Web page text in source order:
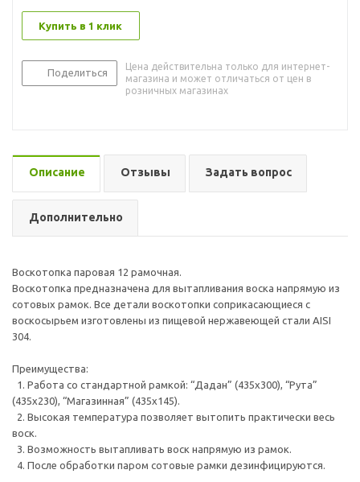
Купить в 1 клик
Поделиться
Цена действительна только для интернет-
магазина и может отличаться от цен в
розничных магазинах
Описание Отзывы Задать вопрос
Дополнительно
Воскотопка паровая 12 рамочная.
Воскотопка предназначена для вытапливания воска напрямую из
сотовых рамок. Все детали воскотопки соприкасающиеся с
воскосырьем изготовлены из пищевой нержавеющей стали AISI
304.
Преимущества:
1. Работа со стандартной рамкой: “Дадан” (435х300), “Рута”
(435х230), “Магазинная” (435х145).
2. Высокая температура позволяет вытопить практически весь
воск.
3. Возможность вытапливать воск напрямую из рамок.
4. После обработки паром сотовые рамки дезинфицируются.